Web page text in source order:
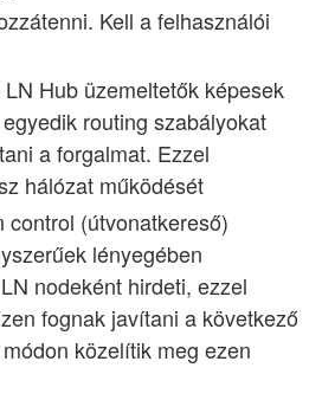
Kell a felhasználói
Hub üzemeltetők képesek
routing szabályokat
a forgalmat. Ezzel
hálózat működését
control (útvonatkereső)
lényegében
nodeként hirdeti, ezzel
fognak javítani a következő
közelítik meg ezen